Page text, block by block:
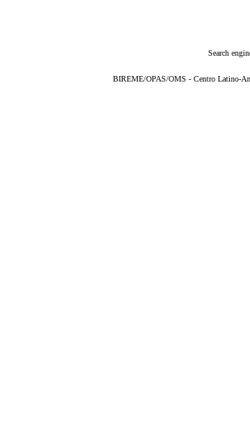
Search
BIREME/OPAS/OMS - Centro Latino-